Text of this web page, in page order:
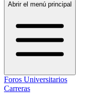
Abrir el menú principal
Foros Universitarios
Carreras